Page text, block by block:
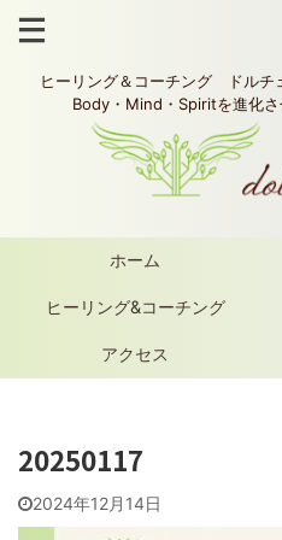
ヒーリング＆コーチング ドル
Body・Mind・Spiritを進化さ
ホーム
ヒーリング&コーチング
アクセス
20250117
2024年12月14日